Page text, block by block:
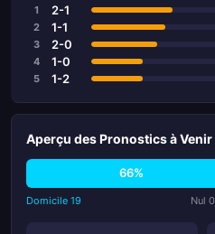
1 2-1
2 1-1
3 2-0
4 1-0
5 1-2
Aperçu des Pronostics à Venir
66%
Domicile 19 Nul 0